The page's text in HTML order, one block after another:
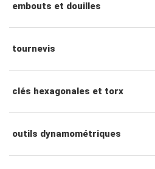
embouts et douilles
Embouts hexagonaux 1/4"
Douilles à embout 1/4"
Douilles à embout 3/8"
tournevis
jeux de tournevis
tournevis plats
clés hexagonales et torx
clés hexagonales
outils dynamométriques